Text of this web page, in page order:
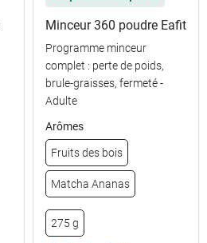
Minceur 360 poudre Eafit
Programme minceur
complet : perte de poids,
brule-graisses, fermeté -
Adulte
Arômes
Fruits des bois
Matcha Ananas
275 g